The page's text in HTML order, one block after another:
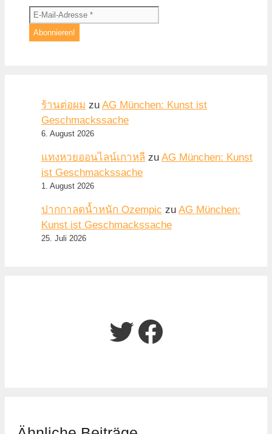
ร้านต่อผม zu AG München: Kunst ist
Geschmackssache
6. August 2026
แทงหวยออนไลน์เกาหลี zu AG München: Kunst
ist Geschmackssache
1. August 2026
ปากกาลดน้ำหนัก Ozempic zu AG München:
Kunst ist Geschmackssache
25. Juli 2026
Twitter
Facebook